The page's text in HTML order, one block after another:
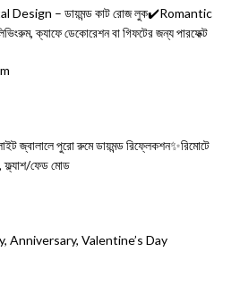
– ডায়মন্ড কাট রোজ লুক✔️Romantic
ক্যাফে ডেকোরেশন বা গিফটের জন্য পারফেক্ট
পুরো রুমে ডায়মন্ড রিফ্লেকশন✨রিমোটে
ফ্ল্যাশ/ফেড মোড
Anniversary, Valentine’s Day